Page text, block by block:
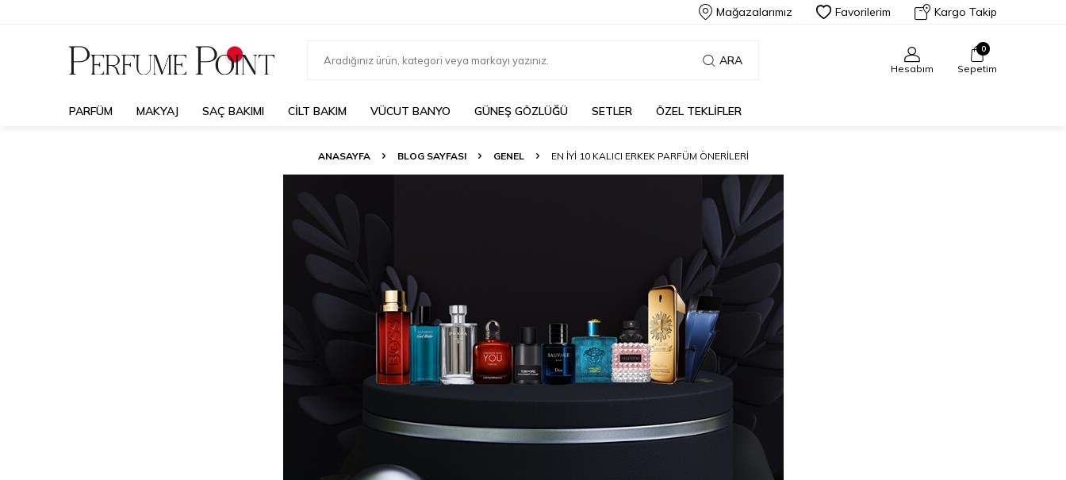
Mağazalarımız Favorilerim Kargo Takip
ARA
Hesabım
0
Sepetim
PARFÜM MAKYAJ SAÇ BAKIMI CILT BAKIM VÜCUT BANYO GÜNEŞ GÖZLÜĞÜ SETLER ÖZEL TEKLIFLER
ANASAYFA BLOG SAYFASI GENEL EN İYI 10 KALICI ERKEK PARFÜM ÖNERILERI